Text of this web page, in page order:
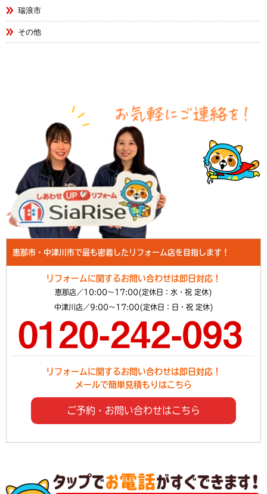
瑞浪市
その他
恵那市・中津川市で最も密着したリフォーム店を目指します！
リフォームに関するお問い合わせは即日対応！
恵那店／10:00～17:00(定休日：水・祝 定休)
中津川店／9:00～17:00(定休日：日・祝 定休)
リフォームに関するお問い合わせは即日対応！
メールで簡単見積もりはこちら
ご予約・お問い合わせはこちら